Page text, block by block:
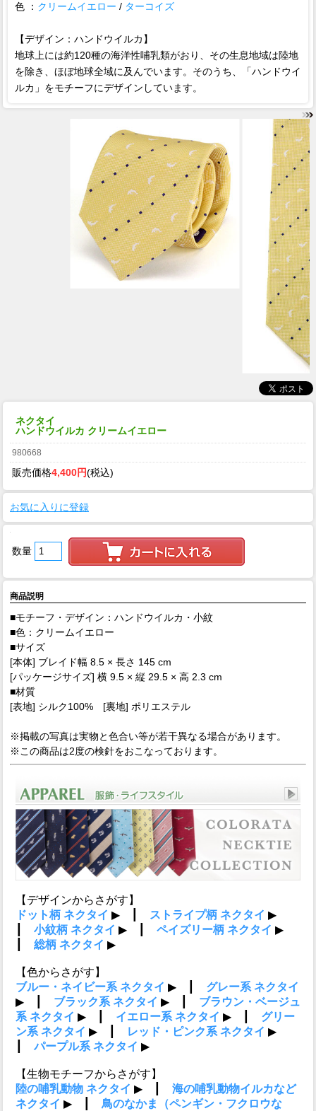
色 ： クリームイエロー / ターコイズ
【デザイン：ハンドウイルカ】
地球上には約120種の海洋性哺乳類がおり、その生息地域は陸地
を除き、ほぼ地球全域に及んでいます。そのうち、「ハンドウイ
ルカ」をモチーフにデザインしています。
ネクタイ
ハンドウイルカ クリームイエロー
980668
販売価格4,400円(税込)
お気に入りに登録
数量
商品説明
■モチーフ・デザイン：ハンドウイルカ・小紋
■色：クリームイエロー
■サイズ
[本体] ブレイド幅 8.5 × 長さ 145 cm
[パッケージサイズ] 横 9.5 × 縦 29.5 × 高 2.3 cm
■材質
[表地] シルク100% [裏地] ポリエステル
※掲載の写真は実物と色合い等が若干異なる場合があります。
※この商品は2度の検針をおこなっております。